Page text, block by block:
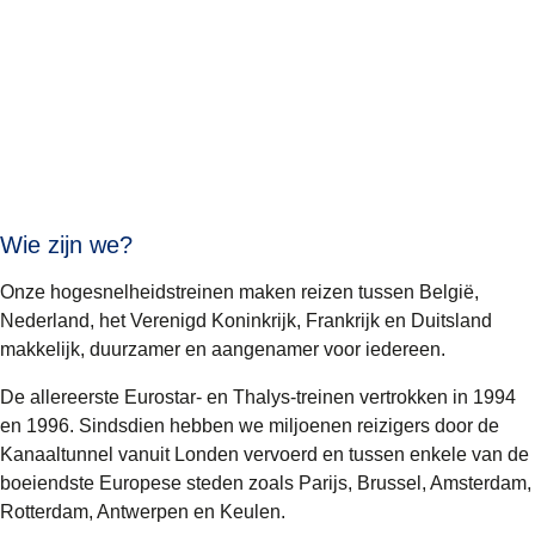
Wie zijn we?
Onze hogesnelheidstreinen maken reizen tussen België,
Nederland, het Verenigd Koninkrijk, Frankrijk en Duitsland
makkelijk, duurzamer en aangenamer voor iedereen.
De allereerste Eurostar- en Thalys-treinen vertrokken in 1994
en 1996. Sindsdien hebben we miljoenen reizigers door de
Kanaaltunnel vanuit Londen vervoerd en tussen enkele van de
boeiendste Europese steden zoals Parijs, Brussel, Amsterdam,
Rotterdam, Antwerpen en Keulen.